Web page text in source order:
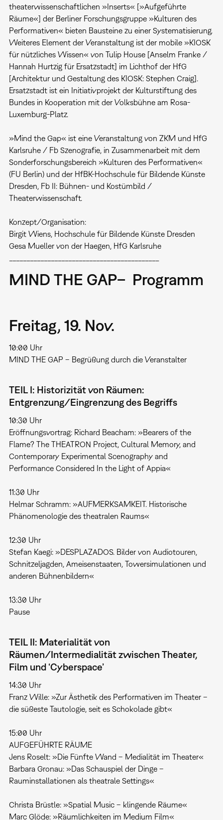
theaterwissenschaftlichen »Inserts« [»Aufgeführte
Räume«] der Berliner Forschungsgruppe »Kulturen des
Performativen« bieten Bausteine zu einer Systematisierung.
Weiteres Element der Veranstaltung ist der mobile »KIOSK
für nützliches Wissen« von Tulip House [Anselm Franke /
Hannah Hurtzig für Ersatzstadt] im Lichthof der HfG
[Architektur und Gestaltung des KIOSK: Stephen Craig].
Ersatzstadt ist ein Initiativprojekt der Kulturstiftung des
Bundes in Kooperation mit der Volksbühne am Rosa-
Luxemburg-Platz.
»Mind the Gap« ist eine Veranstaltung von ZKM und HfG
Karlsruhe / Fb Szenografie, in Zusammenarbeit mit dem
Sonderforschungsbereich »Kulturen des Performativen«
(FU Berlin) und der HfBK-Hochschule für Bildende Künste
Dresden, Fb II: Bühnen- und Kostümbild /
Theaterwissenschaft.
Konzept/Organisation:
Birgit Wiens, Hochschule für Bildende Künste Dresden
Gesa Mueller von der Haegen, HfG Karlsruhe
MIND THE GAP– Programm
Freitag, 19. Nov.
10:00 Uhr
MIND THE GAP – Begrüßung durch die Veranstalter
TEIL I: Historizität von Räumen:
Entgrenzung/Eingrenzung des Begriffs
10:30 Uhr
Eröffnungsvortrag: Richard Beacham: »Bearers of the
Flame? The THEATRON Project, Cultural Memory, and
Contemporary Experimental Scenography and
Performance Considered In the Light of Appia«
11:30 Uhr
Helmar Schramm: »AUFMERKSAMKEIT. Historische
Phänomenologie des theatralen Raums«
12:30 Uhr
Stefan Kaegi: »DESPLAZADOS. Bilder von Audiotouren,
Schnitzeljagden, Ameisenstaaten, Towersimulationen und
anderen Bühnenbildern«
13:30 Uhr
Pause
TEIL II: Materialität von
Räumen/Intermedialität zwischen Theater,
Film und ‘Cyberspace’
14:30 Uhr
Franz Wille: »Zur Ästhetik des Performativen im Theater –
die süßeste Tautologie, seit es Schokolade gibt«
15:00 Uhr
AUFGEFÜHRTE RÄUME
Jens Roselt: »Die Fünfte Wand – Medialität im Theater«
Barbara Gronau: »Das Schauspiel der Dinge –
Rauminstallationen als theatrale Settings«
Christa Brüstle: »Spatial Music – klingende Räume«
Marc Glöde: »Räumlichkeiten im Medium Film«